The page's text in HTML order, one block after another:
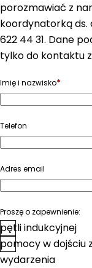
porozmawiać z
koordynatorką ds.
622 44 31. Dane
tylko do kontaktu
Imię i nazwisko*
Telefon
Adres email
Proszę o zapewnienie:
pętli indukcyjnej
pomocy w dojściu
wydarzenia